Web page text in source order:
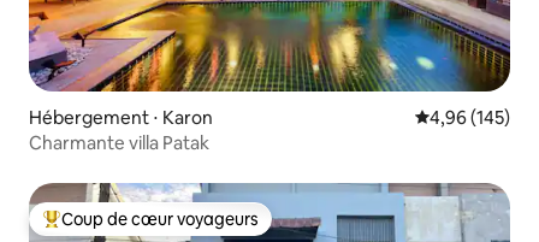
Hébergement ⋅ Karon Évaluation
4,96 (145)
Charmante villa Patak
Coups de cœur voyageurs les plus appréciés
Coup de cœur voyageurs